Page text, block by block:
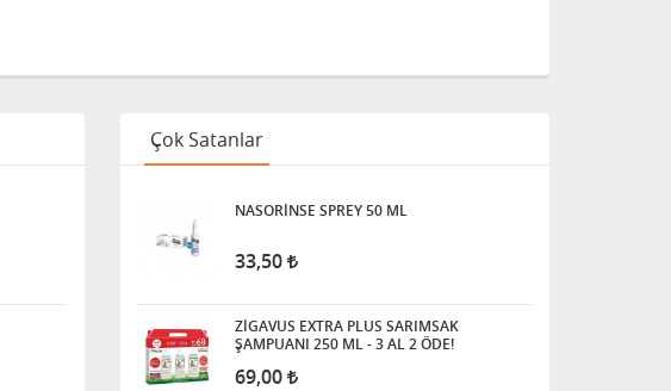
Çok Satanlar
NASORİNSE SPREY 50 ML
33,50
ZİGAVUS EXTRA PLUS SARIMSAK
ŞAMPUANI 250 ML - 3 AL 2 ÖDE!
69,00